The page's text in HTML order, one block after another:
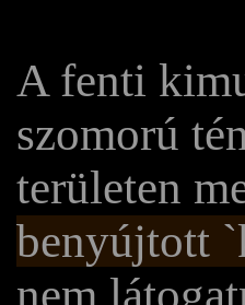
A fenti
szomorú
területen
benyújtott
nem